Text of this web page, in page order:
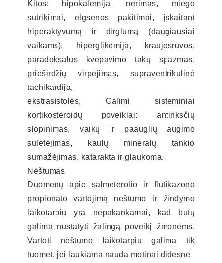
Kitos: hipokalemija, nerimas, miego
sutrikimai, elgsenos pakitimai, įskaitant
hiperaktyvumą ir dirglumą (daugiausiai
vaikams), hiperglikemija, kraujosruvos,
paradoksalus kvėpavimo takų spazmas,
prieširdžių virpėjimas, supraventrikulinė
tachikardija,
ekstrasistolės, Galimi sisteminiai
kortikosteroidų poveikiai: antinksčių
slopinimas, vaikų ir paauglių augimo
sulėtėjimas, kaulų mineralų tankio
sumažėjimas, katarakta ir glaukoma.
Nėštumas
Duomenų apie salmeterolio ir flutikazono
propionato vartojimą nėštumo ir žindymo
laikotarpiu yra nepakankamai, kad būtų
galima nustatyti žalingą poveikį žmonėms.
Vartoti nėštumo laikotarpiu galima tik
tuomet, jei laukiama nauda motinai didesnė